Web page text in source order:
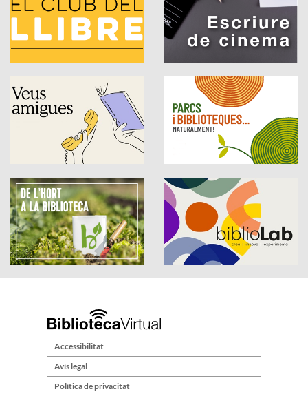
Accessibilitat
Avís legal
Política de privacitat